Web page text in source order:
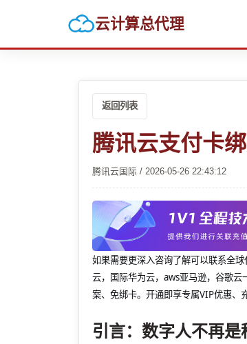
云计算总代理
返回列表
腾讯云支付卡
腾讯云国际 / 2026-05-26 22:43:12
如果需要更深入咨询了解可以联系全球
云，国际华为云，aws亚马逊，谷歌
案、免绑卡。开通即享专属VIP优惠、
引言：数字人不再